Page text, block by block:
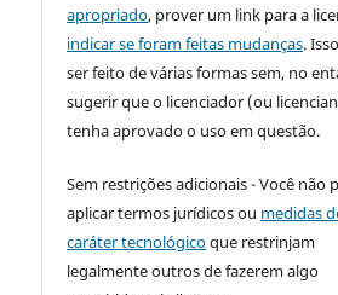
apropriado, prover um link para a
indicar se foram feitas mudanças.
ser feito de várias formas sem, no
sugerir que o licenciador (ou
tenha aprovado o uso em questão.
Sem restrições adicionais - Você não
aplicar termos jurídicos ou medidas
caráter tecnológicoque restrinjam
legalmente outros de fazerem algo